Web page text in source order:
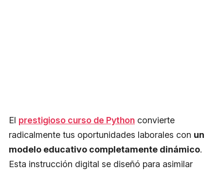
El prestigioso curso de Python convierte
radicalmente tus oportunidades laborales con un
modelo educativo completamente dinámico.
Esta instrucción digital se diseñó para asimilar